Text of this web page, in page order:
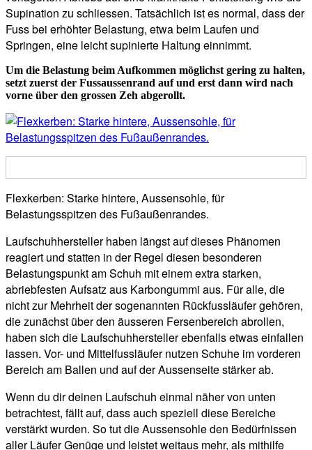
Supination zu schliessen. Tatsächlich ist es normal, dass der
Fuss bei erhöhter Belastung, etwa beim Laufen und
Springen, eine leicht supinierte Haltung einnimmt.
Um die Belastung beim Aufkommen möglichst gering zu halten,
setzt zuerst der Fussaussenrand auf und erst dann wird nach
vorne über den grossen Zeh abgerollt.
Flexkerben: Starke hintere, Aussensohle, für
Belastungsspitzen des Fußaußenrandes.
Laufschuhhersteller haben längst auf dieses Phänomen
reagiert und statten in der Regel diesen besonderen
Belastungspunkt am Schuh mit einem extra starken,
abriebfesten Aufsatz aus Karbongummi aus. Für alle, die
nicht zur Mehrheit der sogenannten Rückfussläufer gehören,
die zunächst über den äusseren Fersenbereich abrollen,
haben sich die Laufschuhhersteller ebenfalls etwas einfallen
lassen. Vor- und Mittelfussläufer nutzen Schuhe im vorderen
Bereich am Ballen und auf der Aussenseite stärker ab.
Wenn du dir deinen Laufschuh einmal näher von unten
betrachtest, fällt auf, dass auch speziell diese Bereiche
verstärkt wurden. So tut die Aussensohle den Bedürfnissen
aller Läufer Genüge und leistet weitaus mehr, als mithilfe